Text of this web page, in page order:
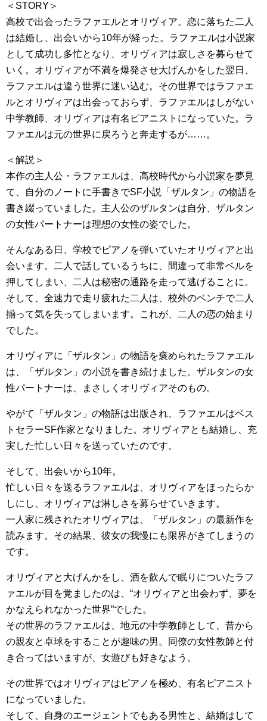
＜STORY＞
高校で出会ったラファエルとオリヴィア。恋に落ちた二人
は結婚し、出会いから10年が経った。ラファエルは小説家
として成功し多忙となり、オリヴィアは寂しさを募らせて
いく。オリヴィアが不満を爆発させ大げんかをした翌日、
ラファエルは違う世界に迷い込む。その世界ではラファエ
ルとオリヴィアは出会っておらず、ラファエルはしがない
中学教師、オリヴィアは有名ピアニストになっていた。ラ
ファエルは元の世界に戻ろうと奔走するが……。
＜解説＞
本作の主人公・ラファエルは、高校時代から小説家を夢見
て、自分のノートに手書きでSF小説「ザルタン」の物語を
書き綴っていました。主人公のザルタンは自分、ザルタン
の女性パートナーは理想の女性の姿でした。
そんなある日、学校でピアノを弾いていたオリヴィアと出
会います。二人で話しているうちに、間違って非常ベルを
押してしまい、二人は秘密の通路を走って逃げることに。
そして、全速力で走り疲れた二人は、校外のベンチで二人
揃って気を失ってしまいます。これが、二人の恋の始まり
でした。
オリヴィアに「ザルタン」の物語を褒められたラファエル
は、「ザルタン」の小説を書き続けました。ザルタンの女
性パートナーは、まさしくオリヴィアそのもの。
やがて「ザルタン」の物語は出版され、ラファエルはベス
トセラーSF作家となりました。オリヴィアとも結婚し、充
実した忙しい日々を送っていたのです。
そして、出会いから10年。
忙しい日々を送るラファエルは、オリヴィアをほったらか
しにし、オリヴィアは淋しさを募らせていきます。
一人家に残されたオリヴィアは、「ザルタン」の最新作を
読みます。その結果、彼女の我慢にも限界がきてしまうの
です。
オリヴィアと大げんかをし、酒を飲んで眠りについたラフ
ァエルが目を覚ましたのは、“オリヴィアと出会わず、夢を
かなえられなかった世界”でした。
その世界のラファエルは、地元の中学教師として、昔から
の親友と卓球をすることが趣味の男。同僚の女性教師と付
き合ってはいますが、女遊びも好きなよう。
その世界ではオリヴィアはピアノを極め、有名ピアニスト
になっていました。
そして、自身のエージェントでもある男性と、結婚はして